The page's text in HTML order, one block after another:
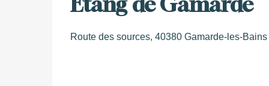
Route des sources, 40380 Gamarde-les-Bains